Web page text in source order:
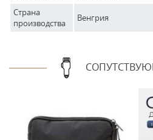
Страна
производства
Венгрия